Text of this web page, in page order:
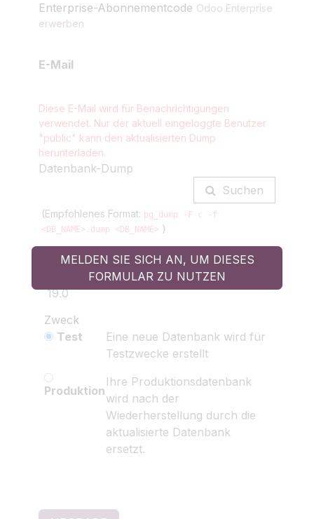
Enterprise-Abonnementcode Odoo Enterprise
erwerben
E-Mail
Diese E-Mail wird für Benachrichtigungen
verwendet. Nur der aktuell eingeloggte Benutzer
"public" kann den aktualisierten Dump
herunterladen.
Datenbank-Dump
Suchen
(Empfohlenes Format: pg_dump -F c -f
<DB_NAME>.dump <DB_NAME> )
Zielversion
Zweck
Test
Eine neue Datenbank wird für
Testzwecke erstellt
Produktion
Ihre Produktionsdatenbank
wird nach der
Wiederherstellung durch die
aktualisierte Datenbank
ersetzt.
MELDEN SIE SICH AN, UM DIESES
FORMULAR ZU NUTZEN